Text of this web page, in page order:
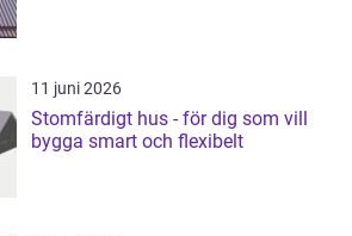
11 juni 2026
Stomfärdigt hus - för dig som vill
bygga smart och flexibelt